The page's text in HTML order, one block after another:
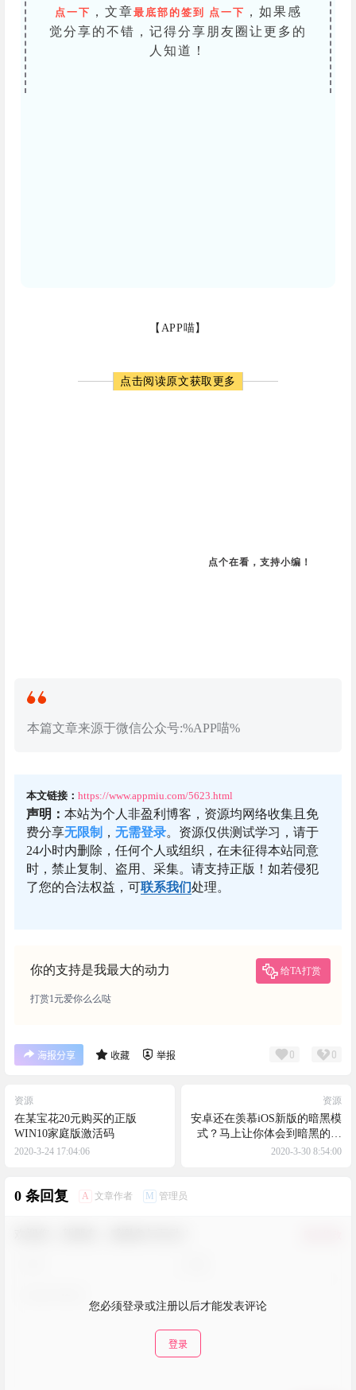
点一下 ，文章最底部的签到 点一下 ，如果感
觉分享的不错，记得分享朋友圈让更多的
人知道！
【APP喵】
点击阅读原文获取更多
点个在看，支持小编！
本篇文章来源于微信公众号:%APP喵%
本文链接： https://www.appmiu.com/5623.html
声明： 本站为个人非盈利博客，资源均网络收集且免
费分享无限制 ， 无需登录。资源仅供测试学习，请于
24小时内删除，任何个人或组织，在未征得本站同意
时，禁止复制、盗用、采集。请支持正版！如若侵犯
了您的合法权益，可联系我们处理。
你的支持是我最大的动力 给TA打赏
打赏1元爱你么么哒
海报分享 收藏 举报 0 0
资源
在某宝花20元购买的正版
WIN10家庭版激活码
2020-3-24 17:04:06
资源
安卓还在羡慕iOS新版的暗黑模
式？马上让你体会到暗黑的快
乐！
2020-3-30 8:54:00
0 条回复 A 文章作者 M 管理员
您必须登录或注册以后才能发表评论
登录